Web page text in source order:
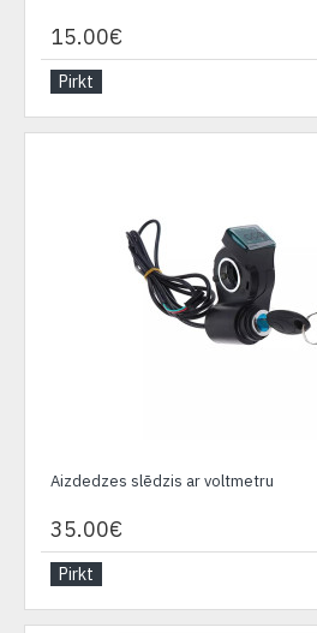
15.00€
Pirkt
Aizdedzes slēdzis ar voltmetru
35.00€
Pirkt